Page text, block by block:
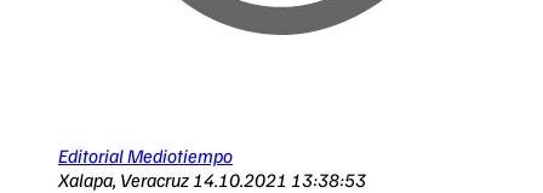
Editorial Mediotiempo
Xalapa, Veracruz 14.10.2021 13:38:53